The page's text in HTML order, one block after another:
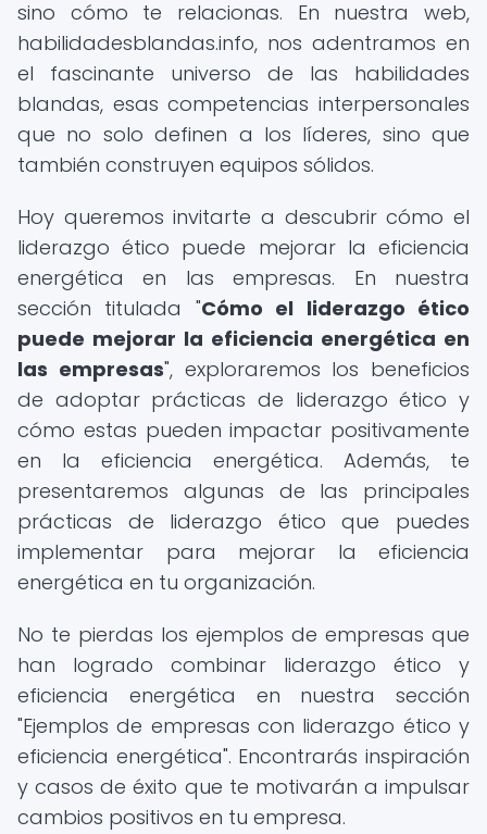
sino cómo te relacionas. En nuestra web,
habilidadesblandas.info, nos adentramos en
el fascinante universo de las habilidades
blandas, esas competencias interpersonales
que no solo definen a los líderes, sino que
también construyen equipos sólidos.
Hoy queremos invitarte a descubrir cómo el
liderazgo ético puede mejorar la eficiencia
energética en las empresas. En nuestra
sección titulada "Cómo el liderazgo ético
puede mejorar la eficiencia energética en
las empresas", exploraremos los beneficios
de adoptar prácticas de liderazgo ético y
cómo estas pueden impactar positivamente
en la eficiencia energética. Además, te
presentaremos algunas de las principales
prácticas de liderazgo ético que puedes
implementar para mejorar la eficiencia
energética en tu organización.
No te pierdas los ejemplos de empresas que
han logrado combinar liderazgo ético y
eficiencia energética en nuestra sección
"Ejemplos de empresas con liderazgo ético y
eficiencia energética". Encontrarás inspiración
y casos de éxito que te motivarán a impulsar
cambios positivos en tu empresa.